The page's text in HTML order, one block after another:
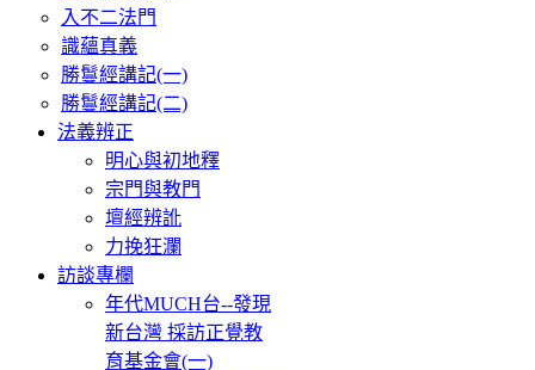
入不二法門
識蘊真義
勝鬘經講記(一)
勝鬘經講記(二)
法義辨正
明心與初地釋
宗門與教門
壇經辨訛
力挽狂瀾
訪談專欄
年代MUCH台--發現
新台灣 採訪正覺教
育基金會(一)